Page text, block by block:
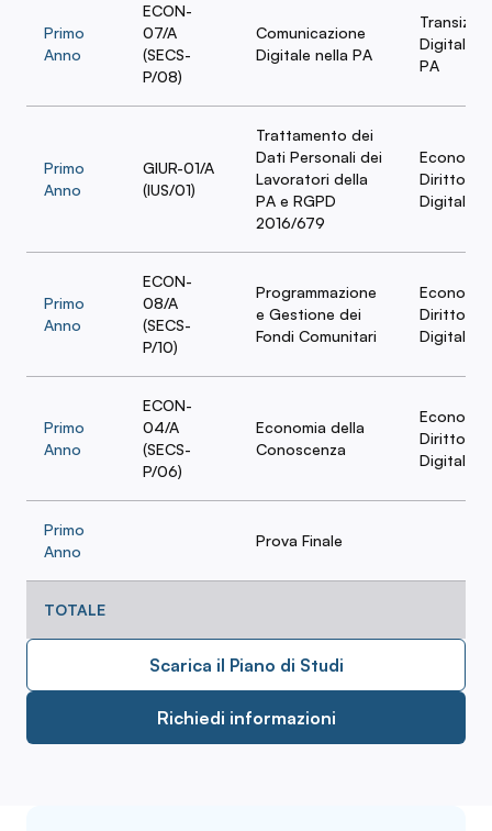
Primo
Anno
ECON-
07/A
(SECS-
P/08)
Comunicazione
Digitale nella PA
Digitale
PA
Primo
Anno
GIUR-01/A
(IUS/01)
Trattamento dei
Dati Personali dei
Lavoratori della
PA e RGPD
2016/679
Diritto
Primo
Anno
ECON-
08/A
(SECS-
P/10)
Programmazione
e Gestione dei
Fondi Comunitari
Diritto
Primo
Anno
ECON-
04/A
(SECS-
P/06)
Economia della
Conoscenza
Diritto
Primo
Anno
Prova Finale
TOTALE
Scarica il Piano di Studi
Richiedi informazioni